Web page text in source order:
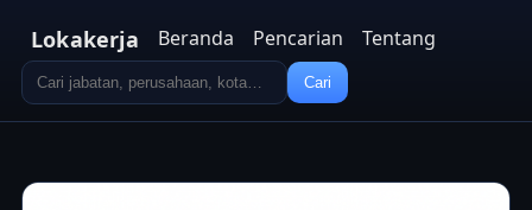
Lokakerja Beranda Pencarian Tentang
Cari